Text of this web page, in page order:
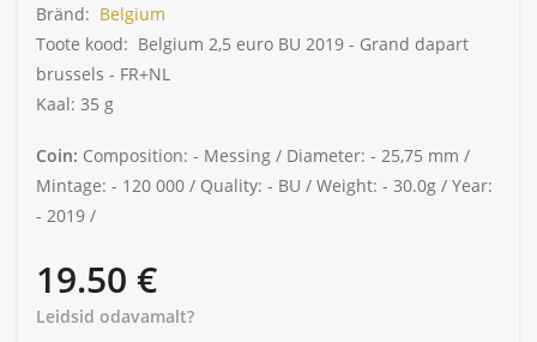
Bränd: Belgium
Toote kood: Belgium 2,5 euro BU 2019 - Grand dapart
brussels - FR+NL
Kaal: 35 g
Coin: Composition: - Messing / Diameter: - 25,75 mm /
Mintage: - 120 000 / Quality: - BU / Weight: - 30.0g / Year:
- 2019 /
19.50 €
Leidsid odavamalt?